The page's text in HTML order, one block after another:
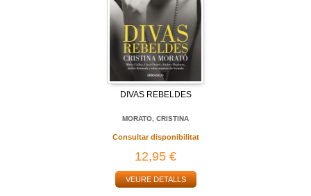
DIVAS REBELDES
MORATO, CRISTINA
Consultar disponibilitat
12,95 €
VEURE DETALLS